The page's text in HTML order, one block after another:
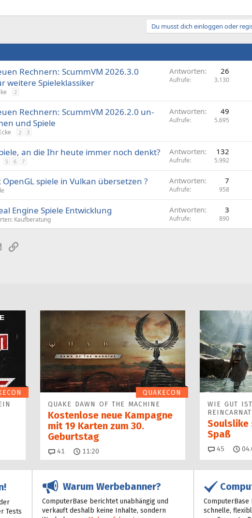
Du musst dich einloggen oder
Rechnern: ScummVM 2026.3.0
weitere Spiele­klassiker
2
Antworten 26
Aufrufe 3.130
Rechnern: ScummVM 2026.2.0 un­
und Spiele
2 3
Antworten 49
Aufrufe 5.695
an die Ihr heute immer noch denkt?
5 6 7
Antworten 132
Aufrufe 5.992
spiele in Vulkan übersetzen ? Antworten 7
Aufrufe 958
Engine Spiele Entwicklung
Kaufberatung
Antworten 3
Aufrufe 890
E-MailLink
QUAKECON
QUAKE DAWN OF THE MACHINE
Kostenlose neue Kampagne
mit 19 Karten zum 30.
Geburtstag
41 Kommentare
11:20
WIE GUT
Soulslike
Spaß
45
Tests
Warum Werbebanner?
ComputerBase berichtet unabhängig und
verkauft deshalb keine Inhalte, sondern
schnelle,